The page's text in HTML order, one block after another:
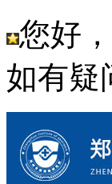
您好
如有疑